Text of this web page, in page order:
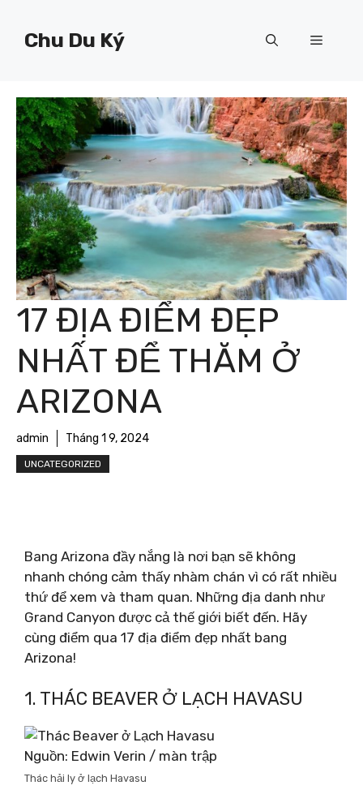
Chu Du Ký Menu
17 ĐỊA ĐIỂM ĐẸP
NHẤT ĐỂ THĂM Ở
ARIZONA
admin Tháng 1 9, 2024
UNCATEGORIZED
Bang Arizona đầy nắng là nơi bạn sẽ không
nhanh chóng cảm thấy nhàm chán vì có rất nhiều
thứ để xem và tham quan. Những địa danh như
Grand Canyon được cả thế giới biết đến. Hãy
cùng điểm qua 17 địa điểm đẹp nhất bang
Arizona!
1. THÁC BEAVER Ở LẠCH HAVASU
Nguồn: Edwin Verin / màn trập
Thác hải ly ở lạch Havasu